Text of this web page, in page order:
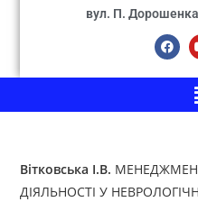
вул. П.
Вітковська І.В.
ДІЯЛЬНОСТІ У